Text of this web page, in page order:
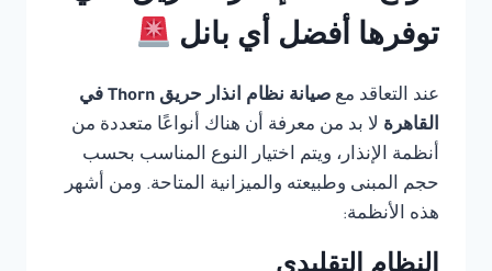
توفرها أفضل أي بانل
عند التعاقد مع
صيانة نظام انذار حريق Thorn في
القاهرة لا بد من معرفة أن هناك أنواعًا متعددة من
أنظمة الإنذار، ويتم اختيار النوع المناسب بحسب
حجم المبنى وطبيعته والميزانية المتاحة. ومن أشهر
هذه الأنظمة: